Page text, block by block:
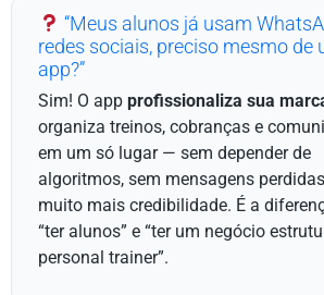
“Meus alunos já usam
redes sociais, preciso mesmo de
app?”
Sim! O app profissionaliza sua
organiza treinos, cobranças e
em um só lugar — sem depender de
algoritmos, sem mensagens
muito mais credibilidade. É a
“ter alunos” e “ter um negócio
personal trainer”.